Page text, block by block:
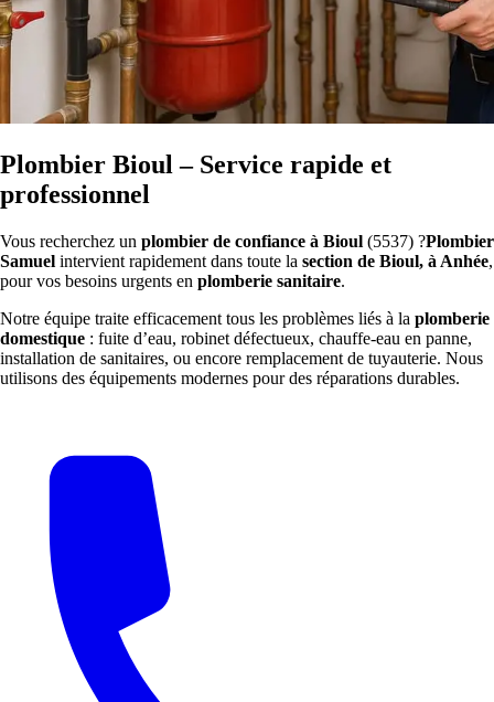
Plombier Bioul – Service rapide et
professionnel
Vous recherchez un plombier de confiance à Bioul (5537) ?Plombier
Samuel intervient rapidement dans toute la section de Bioul, à Anhée,
pour vos besoins urgents en plomberie sanitaire.
Notre équipe traite efficacement tous les problèmes liés à la plomberie
domestique : fuite d’eau, robinet défectueux, chauffe-eau en panne,
installation de sanitaires, ou encore remplacement de tuyauterie. Nous
utilisons des équipements modernes pour des réparations durables.